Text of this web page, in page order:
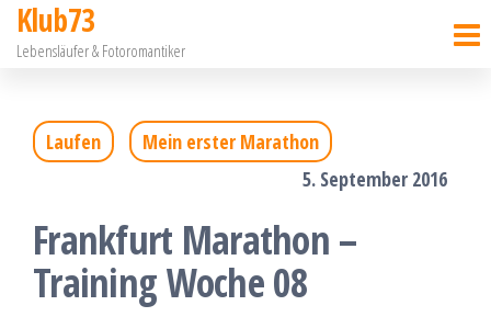
Zum
Inhalt
Klub73
Lebensläufer & Fotoromantiker
Laufen
Mein erster Marathon
5. September 2016
Frankfurt Marathon –
Training Woche 08